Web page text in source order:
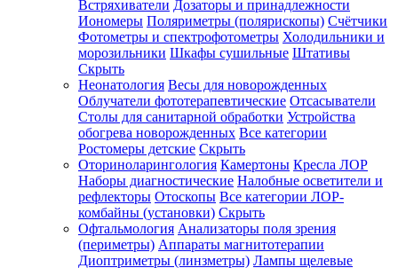
месте
Личный
менеджер
Отслеживание
статуса
заказа
Встряхиватели Дозаторы и принадлежности
Иономеры Поляриметры (полярископы) Счётчики
Фотометры и спектрофотометры Холодильники и
морозильники Шкафы сушильные Штативы
Скрыть
Неонатология Весы для новорожденных
Облучатели фототерапевтические Отсасыватели
Столы для санитарной обработки Устройства
обогрева новорожденных Все категории
Ростомеры детские Скрыть
Оториноларингология Камертоны Кресла ЛОР
Наборы диагностические Налобные осветители и
рефлекторы Отоскопы Все категории ЛОР-
комбайны (установки) Скрыть
Офтальмология Анализаторы поля зрения
(периметры) Аппараты магнитотерапии
Диоптриметры (линзметры) Лампы щелевые